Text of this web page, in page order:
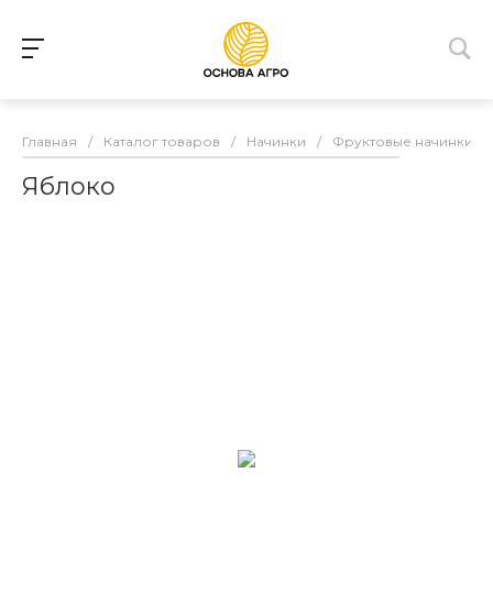
Главная / Каталог товаров / Начинки / Фруктовые начинки
Яблоко